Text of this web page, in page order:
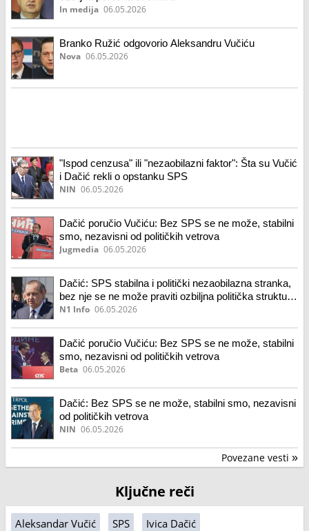
In medija 06.05.2026
Branko Ružić odgovorio Aleksandru Vučiću
Nova 06.05.2026
"Ispod cenzusa" ili "nezaobilazni faktor": Šta su Vučić
i Dačić rekli o opstanku SPS
NIN 06.05.2026
Dačić poručio Vučiću: Bez SPS se ne može, stabilni
smo, nezavisni od političkih vetrova
Jugmedia 06.05.2026
Dačić: SPS stabilna i politički nezaobilazna stranka,
bez nje se ne može praviti ozbiljna politička struktura
u državi
N1 Info 06.05.2026
Dačić poručio Vučiću: Bez SPS se ne može, stabilni
smo, nezavisni od političkih vetrova
Beta 06.05.2026
Dačić: Bez SPS se ne može, stabilni smo, nezavisni
od političkih vetrova
NIN 06.05.2026
Povezane vesti »
Ključne reči
Aleksandar Vučić SPS Ivica Dačić